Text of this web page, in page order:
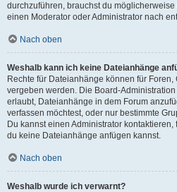
durchzuführen, brauchst du
einen Moderator oder Administrator nach
Nach oben
Weshalb kann ich keine Dateianhänge
Rechte für Dateianhänge können für
vergeben werden. Die Board-
erlaubt, Dateianhänge in dem Forum
verfassen möchtest, oder nur bestimmte
Du kannst einen Administrator
du keine Dateianhänge anfügen kannst.
Nach oben
Weshalb wurde ich verwarnt?